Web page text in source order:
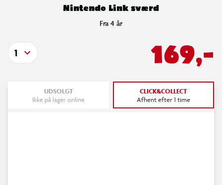
Nintendo Link sværd
Fra 4 år
169,-
1
UDSOLGT
Ikke på lager online
CLICK&COLLECT
Afhent efter 1 time